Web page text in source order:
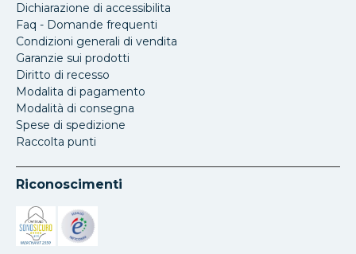
Dichiarazione di accessibilita
Faq - Domande frequenti
Condizioni generali di vendita
Garanzie sui prodotti
Diritto di recesso
Modalita di pagamento
Modalità di consegna
Spese di spedizione
Raccolta punti
Riconoscimenti